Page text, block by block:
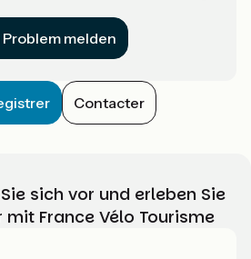
Problem melden
Contacter
sich vor und erleben Sie
mit France Vélo Tourisme